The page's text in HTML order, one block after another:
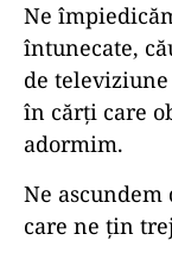
Ne
întunecate,
de
în cărți care
adormim.
Ne
care ne țin